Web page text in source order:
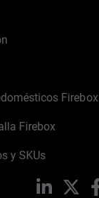
Firebox
Firebox
y SKUs
LinkedIn